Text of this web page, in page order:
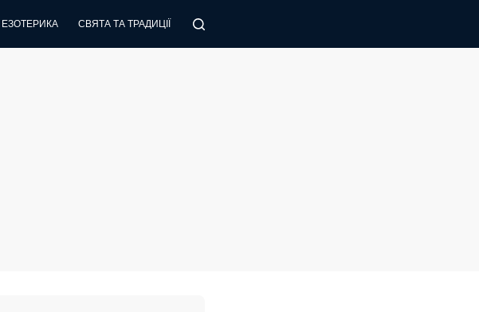
ЕЗОТЕРИКА СВЯТА ТА ТРАДИЦІЇ ПОРАДИ